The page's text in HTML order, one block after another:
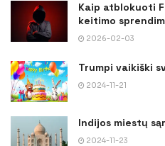
Kaip atblokuoti
keitimo
2026-02-03
Trumpi vaikiški
2024-11-21
Indijos miestų
2024-11-23